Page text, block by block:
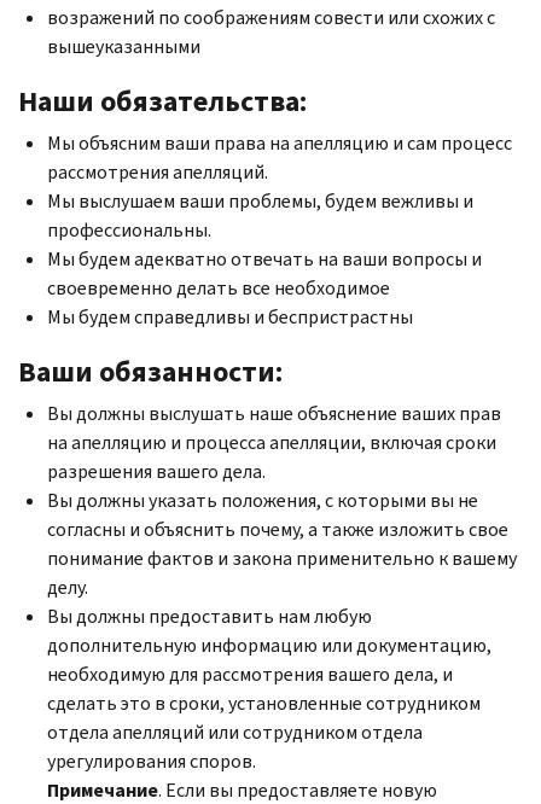
возражений по соображениям совести или схожих с
вышеуказанными
Наши обязательства:
Мы объясним ваши права на апелляцию и сам процесс
рассмотрения апелляций.
Мы выслушаем ваши проблемы, будем вежливы и
профессиональны.
Мы будем адекватно отвечать на ваши вопросы и
своевременно делать все необходимое
Мы будем справедливы и беспристрастны
Ваши обязанности:
Вы должны выслушать наше объяснение ваших прав
на апелляцию и процесса апелляции, включая сроки
разрешения вашего дела.
Вы должны указать положения, с которыми вы не
согласны и объяснить почему, а также изложить свое
понимание фактов и закона применительно к вашему
делу.
Вы должны предоставить нам любую
дополнительную информацию или документацию,
необходимую для рассмотрения вашего дела, и
сделать это в сроки, установленные сотрудником
отдела апелляций или сотрудником отдела
урегулирования споров.
Примечание. Если вы предоставляете новую